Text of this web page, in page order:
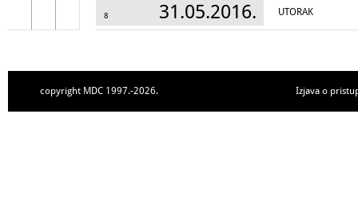
8 31.05.2016. UTORAK
copyright MDC 1997.-2026. Izjava o